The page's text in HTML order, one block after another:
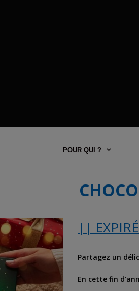
POUR QUI ?
||
Partagez un
En cette fin